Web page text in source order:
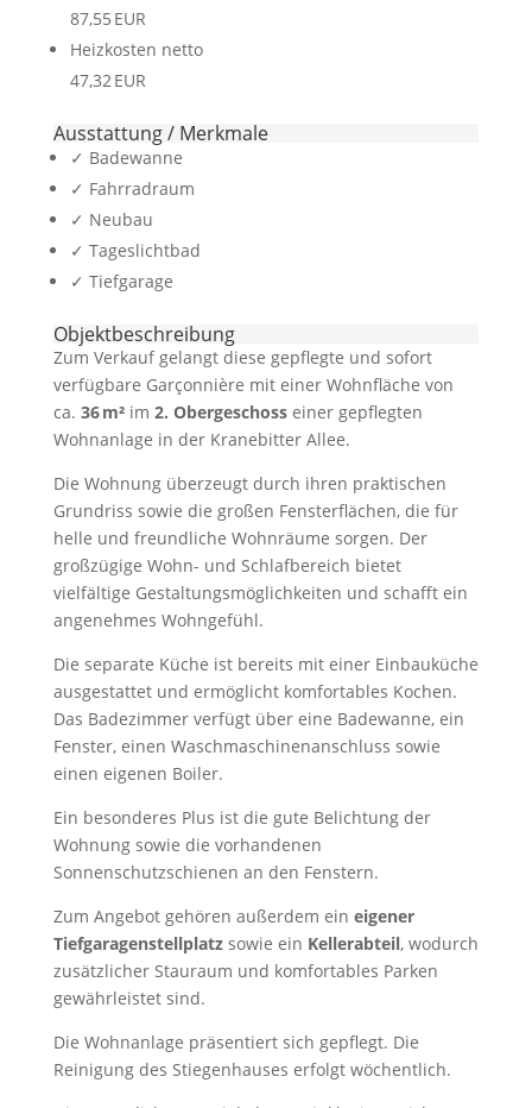
87,55 EUR
Heizkosten netto
47,32 EUR
Ausstattung / Merkmale
✓ Badewanne
✓ Fahrradraum
✓ Neubau
✓ Tageslichtbad
✓ Tiefgarage
Objekt­beschreibung
Zum Verkauf gelangt diese gepflegte und sofort
verfügbare Garçonnière mit einer Wohnfläche von
ca. 36 m²im 2. Obergeschosseiner gepflegten
Wohnanlage in der Kranebitter Allee.
Die Wohnung überzeugt durch ihren praktischen
Grundriss sowie die großen Fensterflächen, die für
helle und freundliche Wohnräume sorgen. Der
großzügige Wohn- und Schlafbereich bietet
vielfältige Gestaltungsmöglichkeiten und schafft ein
angenehmes Wohngefühl.
Die separate Küche ist bereits mit einer Einbauküche
ausgestattet und ermöglicht komfortables Kochen.
Das Badezimmer verfügt über eine Badewanne, ein
Fenster, einen Waschmaschinenanschluss sowie
einen eigenen Boiler.
Ein besonderes Plus ist die gute Belichtung der
Wohnung sowie die vorhandenen
Sonnenschutzschienen an den Fenstern.
Zum Angebot gehören außerdem ein eigener
Tiefgaragenstellplatzsowie ein Kellerabteil, wodurch
zusätzlicher Stauraum und komfortables Parken
gewährleistet sind.
Die Wohnanlage präsentiert sich gepflegt. Die
Reinigung des Stiegenhauses erfolgt wöchentlich.